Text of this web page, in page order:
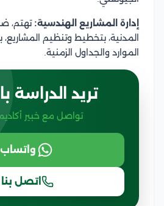
إدارة المشاريع الهندسية:تهتم،
المدنية، بتخطيط وتنظيم
الموارد والجداول الزمنية.
تريد الدراسة
تواصل مع خبير
واتساب
اتصل بنا